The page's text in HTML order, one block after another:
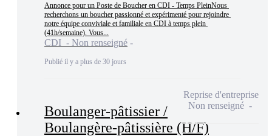
Annonce pour un Poste de Boucher en CDI - Temps PleinNous
recherchons un boucher passionné et expérimenté pour rejoindre
notre équipe conviviale et familiale en CDI à temps plein
(41h/semaine). Vous...
CDI - Non renseigné
Publié il y a plus de 30 jours
Boulanger-pâtissier /
Boulangère-pâtissière (H/F)
Reprise d'entreprise
Non renseigné